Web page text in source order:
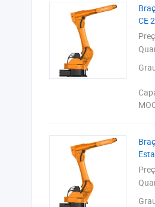
CE